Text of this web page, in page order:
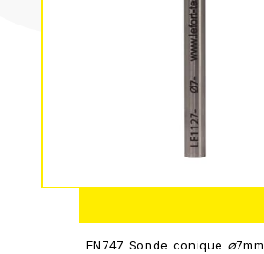
EN747 Sonde conique ∅7mm